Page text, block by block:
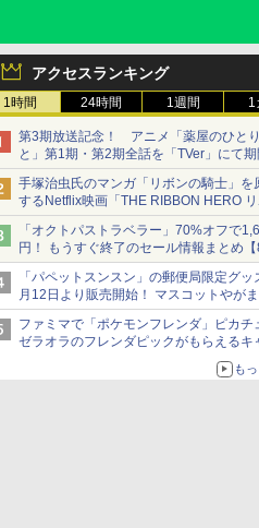
アクセスランキング
1時間 24時間 1週間 1
第3期放送記念！ アニメ「薬屋のひと
と」第1期・第2期全話を「TVer」にて
で順次無料配信開始
手塚治虫氏のマンガ「リボンの騎士」を
するNetflix映画「THE RIBBON HERO
ーロー」本日配信開始
「オクトパストラベラー」70%オフで
円！ もうすぐ終了のセール情報まとめ
更新】
ニンテンドーeショップでは「大神 絶景
67%オフで990円
「パペットスンスン」の郵便局限定グッ
月12日より販売開始！ マスコットやが
レターセットなどが登場
ファミマで「ポケモンフレンダ」ピカチ
ゼラオラのフレンダピックがもらえるキ
も